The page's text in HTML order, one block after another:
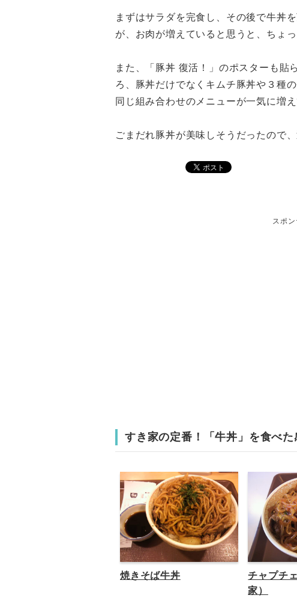
まずはサラダを完食し、その後で牛丼
が、お肉が増えていると思うと、ちょ
また、「豚丼 復活！」のポスターも貼
ろ、豚丼だけでなくキムチ豚丼や３種
同じ組み合わせのメニューが一気に増え
ごまだれ豚丼が美味しそうだったので
スポ
すき家の定番！「牛丼」を食べ
焼きそば牛丼
チャプチ
家）